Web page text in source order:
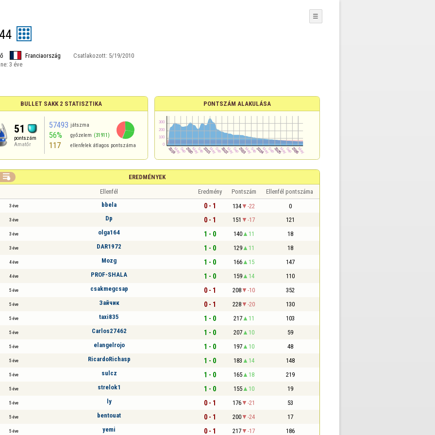
Franciaország Csatlakozott: 5/19/2010
3 éve
☰
BULLET SAKK 2 STATISZTIKA
51
pontszám
Amatőr
57493 játszma
56% győzelem (31911)
117 ellenfelek átlagos pontszáma
PONTSZÁM ALAKULÁSA
EREDMÉNYEK

Ellenfél Eredmény Pontszám Ellenfél pontszáma
3 éve bbela 0 - 1 134 -22 0
3 éve Dp 0 - 1 151 -17 121
3 éve olga164 1 - 0 140 11 18
3 éve DAR1972 1 - 0 129 11 18
4 éve Mozg 1 - 0 166 15 147
4 éve PROF-SHALA 1 - 0 159 14 110
5 éve csakmegcsap 0 - 1 208 -10 352
5 éve Зайчик 0 - 1 228 -20 130
5 éve taxi835 1 - 0 217 11 103
5 éve Carlos27462 1 - 0 207 10 59
5 éve elangelrojo 1 - 0 197 10 48
5 éve RicardoRichasp 1 - 0 183 14 148
5 éve sulcz 1 - 0 165 18 219
5 éve strelok1 1 - 0 155 10 19
5 éve ly 0 - 1 176 -21 53
5 éve bentouat 0 - 1 200 -24 17
5 éve yemi 0 - 1 217 -17 186